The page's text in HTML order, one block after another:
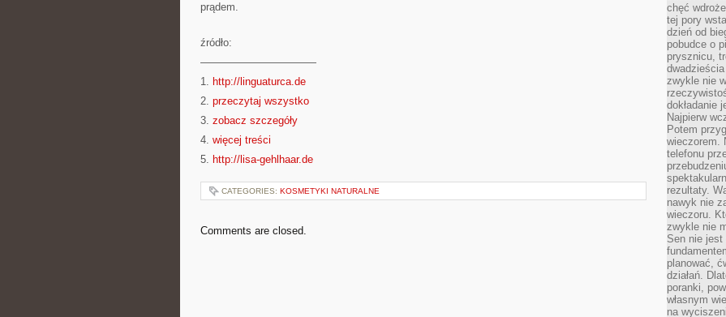
prądem.
źródło:
———————————
1. http://linguaturca.de
2. przeczytaj wszystko
3. zobacz szczegóły
4. więcej treści
5. http://lisa-gehlhaar.de
CATEGORIES: KOSMETYKI NATURALNE
Comments are closed.
chęć
tej pory
dzień od
pobudce o
prysznicu,
zwykle nie
dokładanie
Najpierw
Potem
wieczorem.
telefonu
rezultaty.
nawyk nie
wieczoru.
zwykle nie
Sen nie
planować,
działań.
poranki,
własnym
na